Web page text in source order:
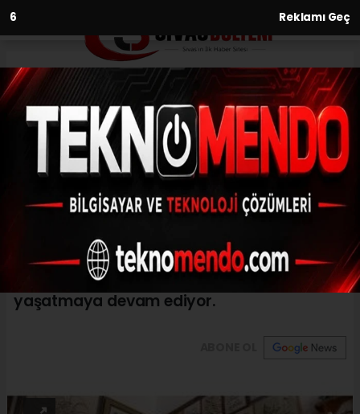
6 Reklamı Geç
Anasayfa
Asırlık mesleğiyle geçmişten
geleceğe ışık tutuyor
02.06.2021 - 12:48, Güncelleme: 02.06.2021 - 12:48
Sivas'ta unutulmaya yüz tutmuş Hüsn-i Hat
sanatını 30 yıldır sürdüren Halit Köksal,
büyük bir incelik isteyen bu sanatı
yaşatmaya devam ediyor.